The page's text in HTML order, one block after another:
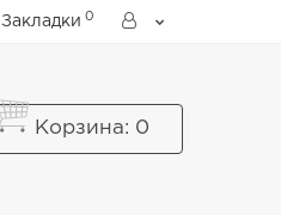
Закладки 0
Корзина: 0